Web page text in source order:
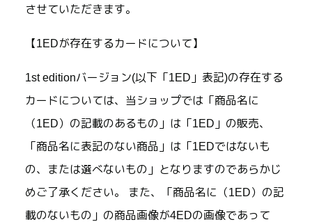
させていただきます。
【1EDが存在するカードについて】
1st editionバージョン(以下「1ED」表記)の存在する
カードについては、当ショップでは「商品名に
（1ED）の記載のあるもの」は「1ED」の販売、
「商品名に表記のない商品」は「1EDではないも
の、または選べないもの」となりますのであらかじ
めご了承ください。 また、「商品名に（1ED）の記
載のないもの」の商品画像が4EDの画像であって